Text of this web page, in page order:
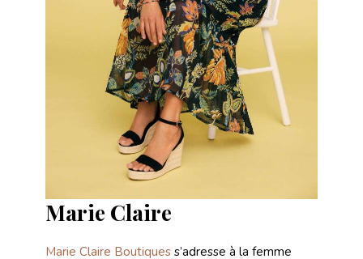
Marie Claire
Marie Claire Boutiques s’adresse à la femme